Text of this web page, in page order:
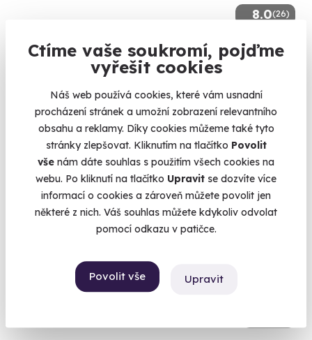
Ctíme vaše soukromí, pojďme
vyřešit cookies
Náš web používá cookies, které vám usnadní
procházení stránek a umožní zobrazení relevantního
obsahu a reklamy. Díky cookies můžeme také tyto
stránky zlepšovat. Kliknutím na tlačítko Povolit
vše nám dáte souhlas s použitím všech cookies na
webu. Po kliknutí na tlačítko Upravit se dozvíte více
informací o cookies a zároveň můžete povolit jen
některé z nich. Váš souhlas můžete kdykoliv odvolat
pomocí odkazu v patičce.
Povolit vše Upravit
8.0(26)
Venkovní úniková hra: Romantika v Praze
Nechte se unášet Prahou...
Praha 2
1 050 Kč
950 Kč
Volný termín už 08. 08. 2026